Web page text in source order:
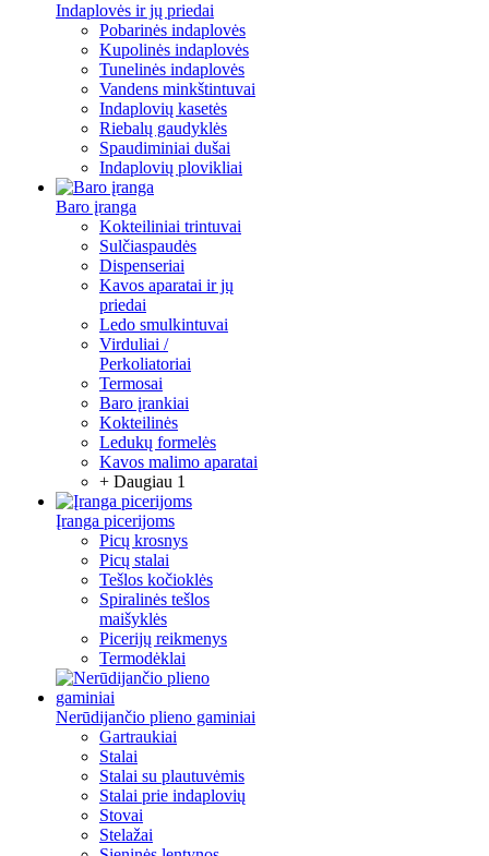
Indaplovės ir jų priedai
Pobarinės indaplovės
Kupolinės indaplovės
Tunelinės indaplovės
Vandens minkštintuvai
Indaplovių kasetės
Riebalų gaudyklės
Spaudiminiai dušai
Indaplovių plovikliai
Baro įranga
Kokteiliniai trintuvai
Sulčiaspaudės
Dispenseriai
Kavos aparatai ir jų
priedai
Ledo smulkintuvai
Virduliai /
Perkoliatoriai
Termosai
Baro įrankiai
Kokteilinės
Ledukų formelės
Kavos malimo aparatai
+ Daugiau 1
Įranga picerijoms
Picų krosnys
Picų stalai
Tešlos kočioklės
Spiralinės tešlos
maišyklės
Picerijų reikmenys
Termodėklai
Nerūdijančio plieno gaminiai
Gartraukiai
Stalai
Stalai su plautuvėmis
Stalai prie indaplovių
Stovai
Stelažai